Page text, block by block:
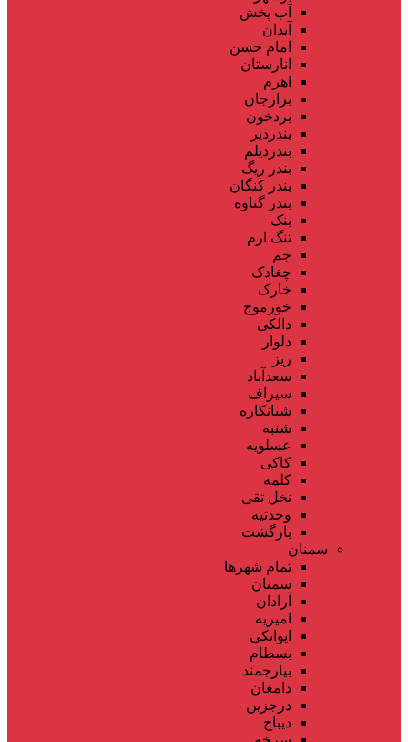
آب پخش
آبدان
امام حسن
انارستان
اهرم
برازجان
بردخون
بندردیر
بندردیلم
بندر ریگ
بندر کنگان
بندر گناوه
بنک
تنگ ارم
جم
چغادک
خارک
خورموج
دالکی
دلوار
ریز
سعدآباد
سیراف
شبانکاره
شنبه
عسلویه
کاکی
کلمه
نخل تقی
وحدتیه
بازگشت
سمنان
تمام شهر‌ها
سمنان
آرادان
امیریه
ایوانکی
بسطام
بیارجمند
دامغان
درجزین
دیباج